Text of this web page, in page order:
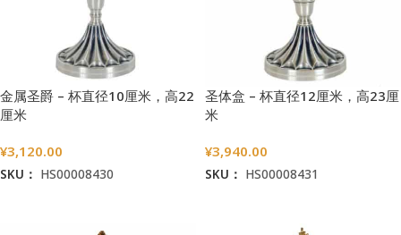
金属圣爵 – 杯直径10厘米，高22
厘米
¥3,120.00
SKU： HS00008430
圣体盒 – 杯直径12厘米，高23厘
米
¥3,940.00
SKU： HS00008431